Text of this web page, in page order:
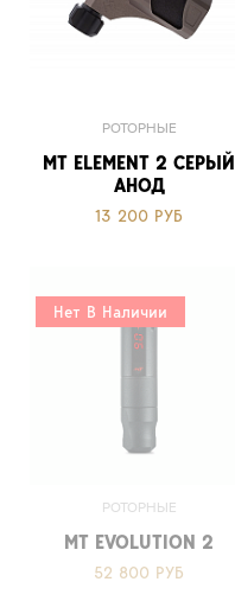
РОТОРНЫЕ
MT ELEMENT 2 СЕРЫЙ
АНОД
13 200 РУБ
Нет В Наличии
РОТОРНЫЕ
MT EVOLUTION 2
52 800 РУБ